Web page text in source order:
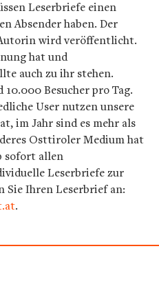
Leserbriefe einen
Absender haben. Der
wird veröffentlicht.
hat und
auch zu ihr stehen.
Besucher pro Tag.
User nutzen unsere
im Jahr sind es mehr als
Osttiroler Medium hat
sofort allen
Leserbriefe zur
Sie Ihren Leserbrief an:
.